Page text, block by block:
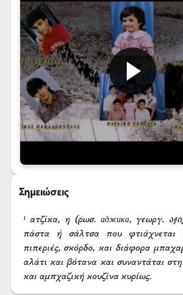
Σημειώσεις
¹ ατζίκα, η (ρωσ. аджика, γεωργ.
πάστα ή σάλτσα που φτιάχνεται
πιπεριές, σκόρδο, και διάφορα
αλάτι και βότανα και συναντάται
και αμπχαζική κουζίνα κυρίως.